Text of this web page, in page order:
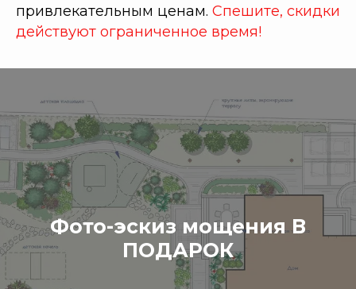
привлекательным ценам. Спешите, скидки
действуют ограниченное время!
Фото-эскиз мощения В
ПОДАРОК